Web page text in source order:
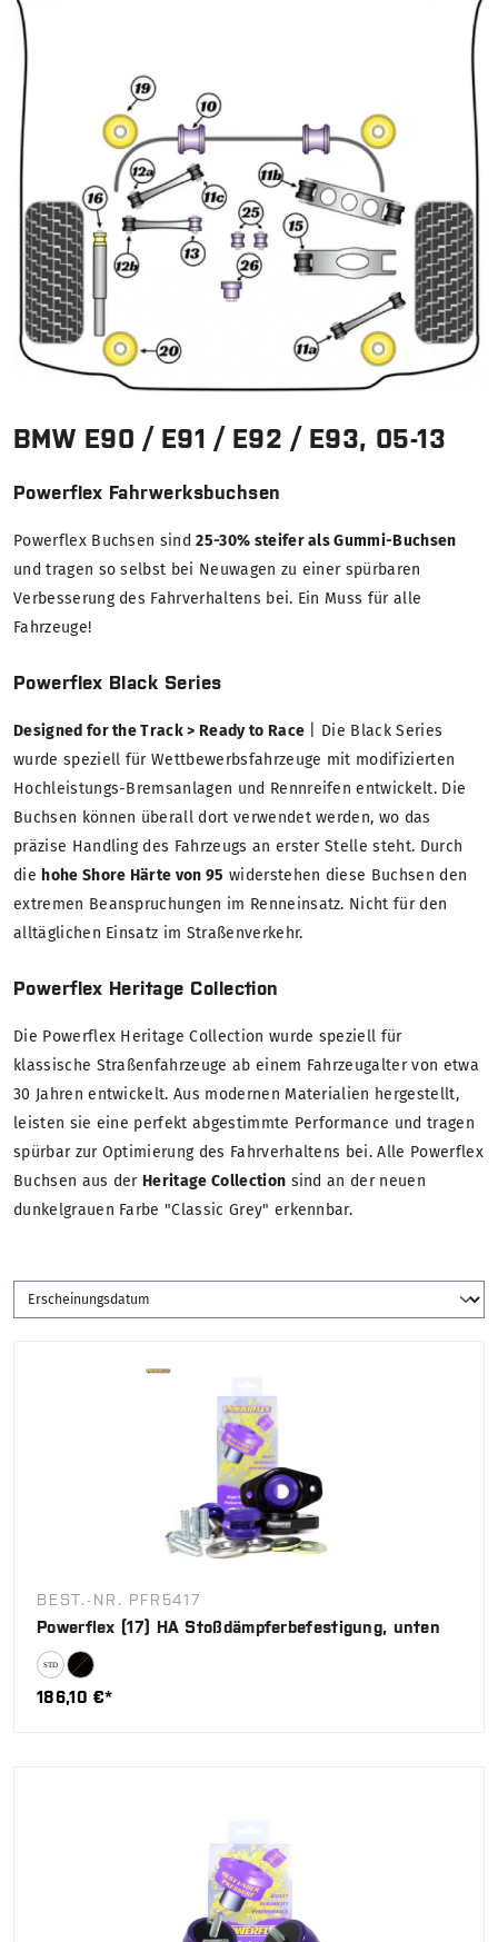
BMW E90 / E91 / E92 / E93, 05-13
Powerflex Fahrwerksbuchsen
Powerflex Buchsen sind25-30% steifer als Gummi-Buchsen
und tragen so selbst bei Neuwagen zu einer spürbaren
Verbesserung des Fahrverhaltens bei. Ein Muss für alle
Fahrzeuge!
Powerflex Black Series
Designed for the Track > Ready to Race | Die Black Series
wurde speziell für Wettbewerbsfahrzeuge mit modifizierten
Hochleistungs-Bremsanlagen und Rennreifen entwickelt. Die
Buchsen können überall dort verwendet werden, wo das
präzise Handling des Fahrzeugs an erster Stelle steht. Durch
die hohe Shore Härte von 95 widerstehen diese Buchsen den
extremen Beanspruchungen im Renneinsatz. Nicht für den
alltäglichen Einsatz im Straßenverkehr.
Powerflex Heritage Collection
Die Powerflex Heritage Collection wurde speziell für
klassische Straßenfahrzeuge ab einem Fahrzeugalter von etwa
30 Jahren entwickelt. Aus modernen Materialien hergestellt,
leisten sie eine perfekt abgestimmte Performance und tragen
spürbar zur Optimierung des Fahrverhaltens bei. Alle Powerflex
Buchsen aus der Heritage Collection sind an der neuen
dunkelgrauen Farbe "Classic Grey" erkennbar.
BEST.-NR. PFR5417
Powerflex (17) HA Stoßdämpferbefestigung, unten
186,10 €*